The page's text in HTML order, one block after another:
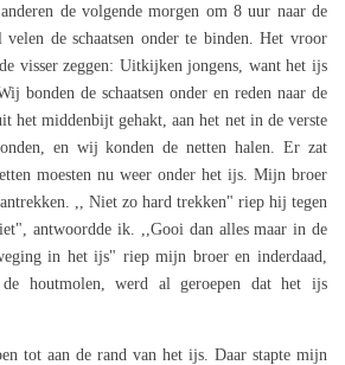
de volgende morgen om 8 uur naar de
de schaatsen onder te binden. Het vroor
visser zeggen: Uitkijken jongens, want het ijs
bonden de schaatsen onder en reden naar de
het middenbijt gehakt, aan het net in de verste
en wij konden de netten halen. Er zat
moesten nu weer onder het ijs. Mijn broer
,, Niet zo hard trekken" riep hij tegen
antwoordde ik. ,,Gooi dan alles maar in de
in het ijs" riep mijn broer en inderdaad,
houtmolen, werd al geroepen dat het ijs
tot aan de rand van het ijs. Daar stapte mijn